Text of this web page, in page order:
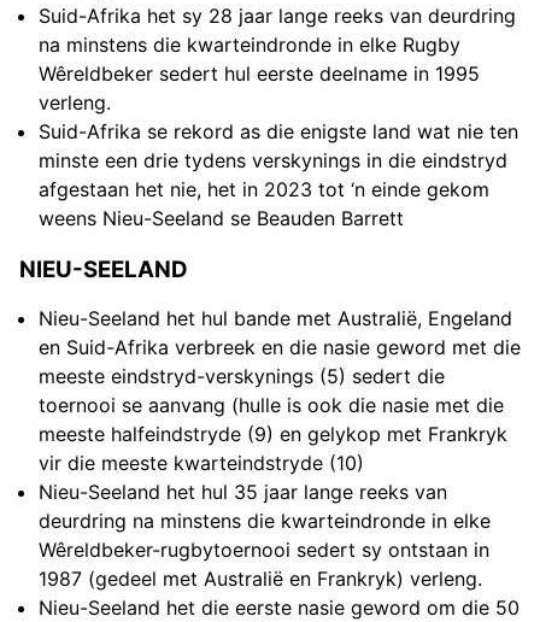
Suid-Afrika het sy 28 jaar lange reeks van deurdring
na minstens die kwarteindronde in elke Rugby
Wêreldbeker sedert hul eerste deelname in 1995
verleng.
Suid-Afrika se rekord as die enigste land wat nie ten
minste een drie tydens verskynings in die eindstryd
afgestaan het nie, het in 2023 tot ‘n einde gekom
weens Nieu-Seeland se Beauden Barrett
NIEU-SEELAND
Nieu-Seeland het hul bande met Australië, Engeland
en Suid-Afrika verbreek en die nasie geword met die
meeste eindstryd-verskynings (5) sedert die
toernooi se aanvang (hulle is ook die nasie met die
meeste halfeindstryde (9) en gelykop met Frankryk
vir die meeste kwarteindstryde (10)
Nieu-Seeland het hul 35 jaar lange reeks van
deurdring na minstens die kwarteindronde in elke
Wêreldbeker-rugbytoernooi sedert sy ontstaan in
1987 (gedeel met Australië en Frankryk) verleng.
Nieu-Seeland het die eerste nasie geword om die 50